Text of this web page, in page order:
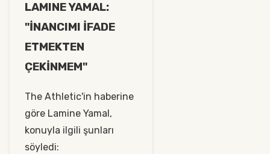
LAMINE YAMAL:
"İNANCIMI İFADE
ETMEKTEN
ÇEKİNMEM"
The Athletic'in haberine
göre Lamine Yamal,
konuyla ilgili şunları
söyledi: